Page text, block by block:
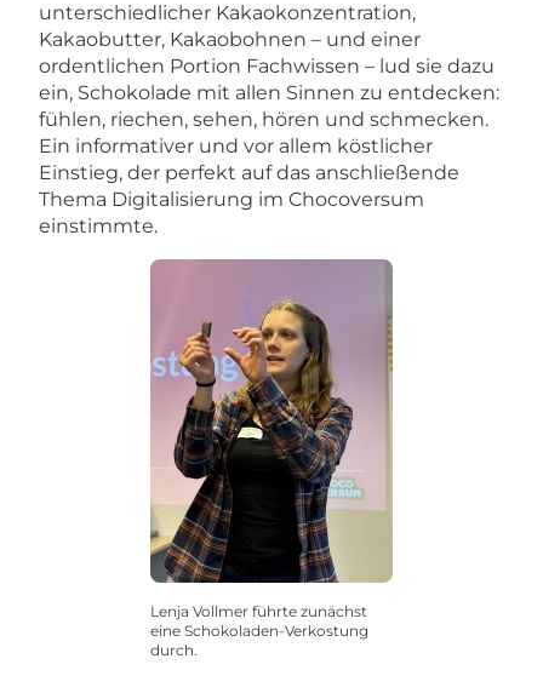
unterschiedlicher Kakaokonzentration,
Kakaobutter, Kakaobohnen – und einer
ordentlichen Portion Fachwissen – lud sie dazu
ein, Schokolade mit allen Sinnen zu entdecken:
fühlen, riechen, sehen, hören und schmecken.
Ein informativer und vor allem köstlicher
Einstieg, der perfekt auf das anschließende
Thema Digitalisierung im Chocoversum
einstimmte.
Lenja Vollmer führte zunächst
eine Schokoladen-Verkostung
durch.